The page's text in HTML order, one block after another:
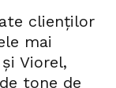
clienților
mai
Viorel,
tone de